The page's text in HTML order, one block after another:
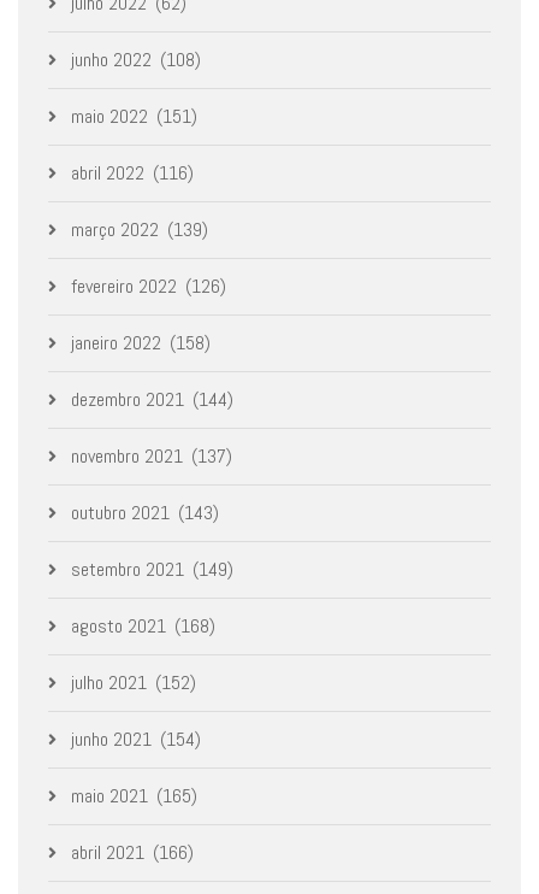
junho 2022 (108)
maio 2022 (151)
abril 2022 (116)
março 2022 (139)
fevereiro 2022 (126)
janeiro 2022 (158)
dezembro 2021 (144)
novembro 2021 (137)
outubro 2021 (143)
setembro 2021 (149)
agosto 2021 (168)
julho 2021 (152)
junho 2021 (154)
maio 2021 (165)
abril 2021 (166)